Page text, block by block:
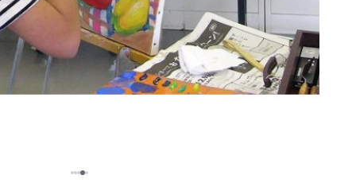
12345